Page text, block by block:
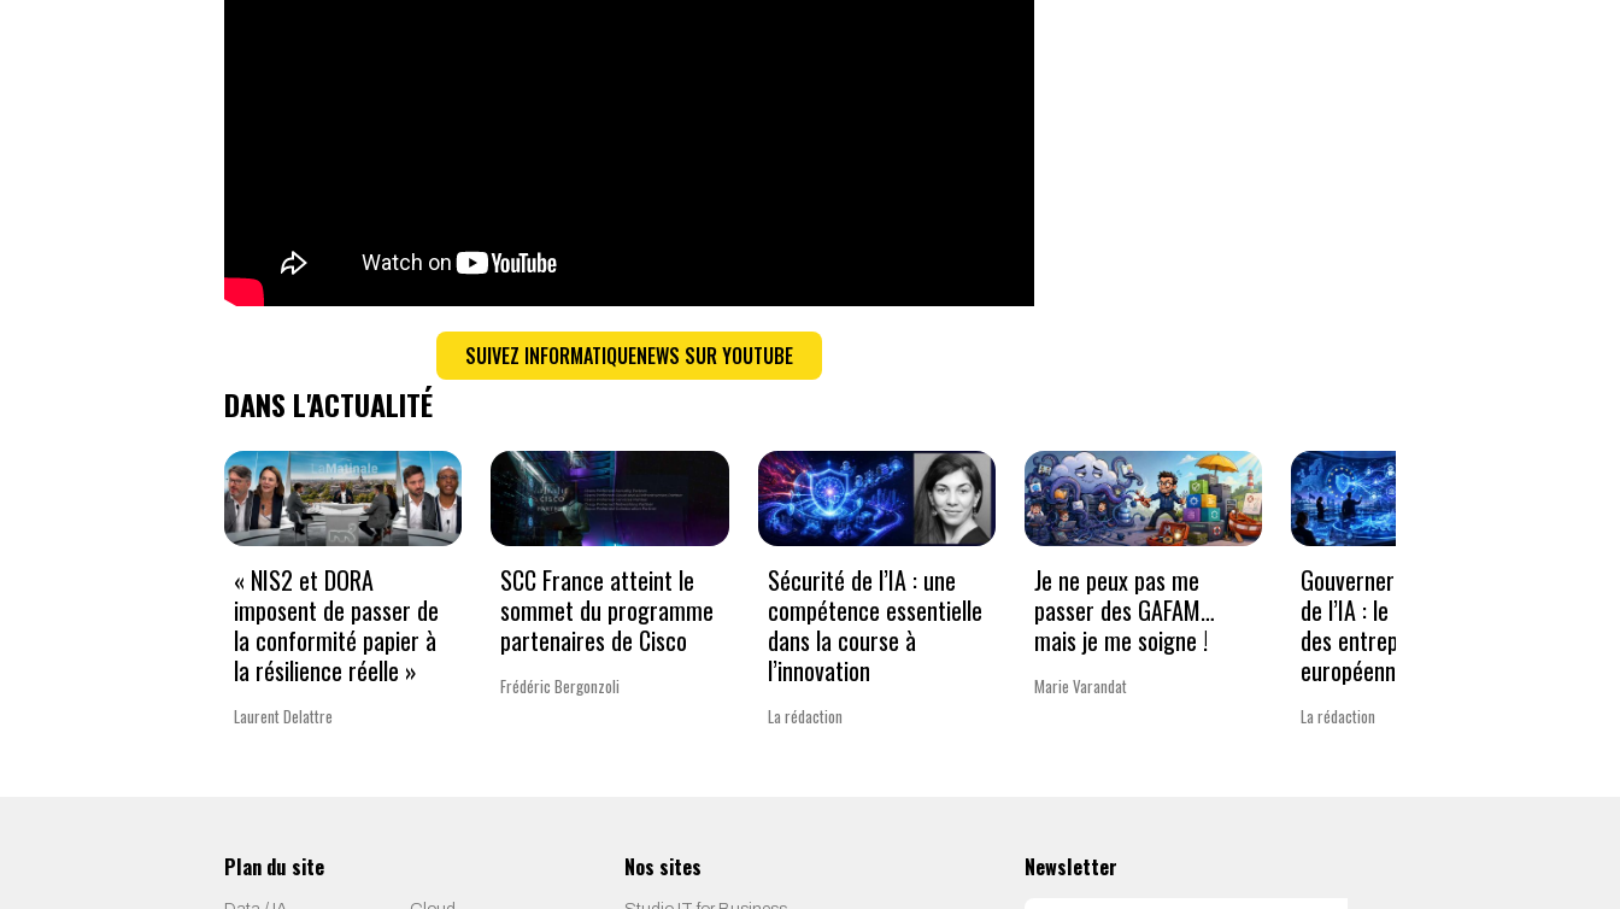
SUIVEZ INFORMATIQUENEWS SUR YOUTUBE
DANS L'ACTUALITÉ
« NIS2 et DORA
imposent de passer de
la conformité papier à
la résilience réelle »
Laurent Delattre
SCC France atteint le
sommet du programme
partenaires de Cisco
Frédéric Bergonzoli
Sécurité de l’IA : une
compétence essentielle
dans la course à
l’innovation
La rédaction
Je ne peux pas me
passer des GAFAM…
mais je me soigne !
Marie Varandat
Gouverner à la vitesse
de l’IA : le nouveau défi
des entreprises
européennes
La rédaction
Plan du site Nos sites Newsletter